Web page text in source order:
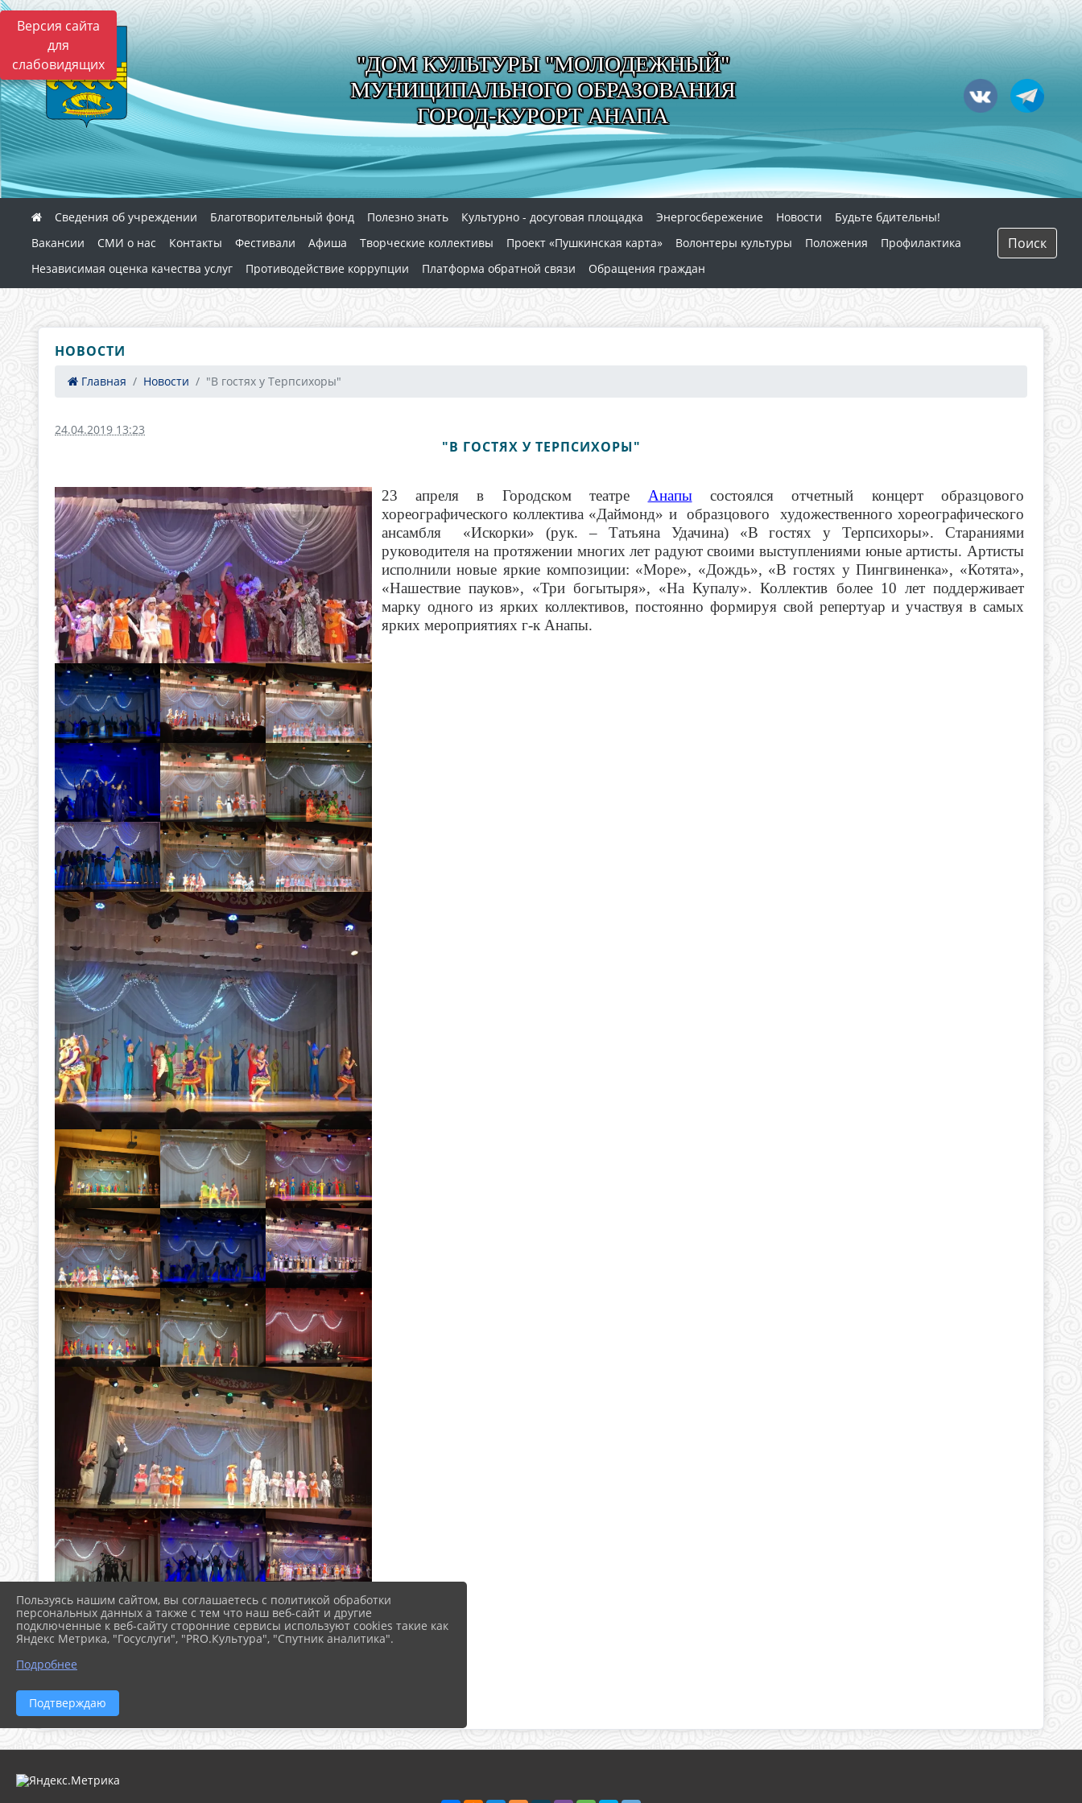
Версия сайта
для
слабовидящих
"ДОМ КУЛЬТУРЫ "МОЛОДЕЖНЫЙ"
МУНИЦИПАЛЬНОГО ОБРАЗОВАНИЯ
ГОРОД-КУРОРТ АНАПА
Сведения об учреждении Благотворительный фонд Полезно знать Культурно - досуговая площадка Энергосбережение Новости
Будьте бдительны!
Вакансии
СМИ о нас Контакты Фестивали Афиша Творческие коллективы Проект «Пушкинская карта» Волонтеры культуры Положения
Профилактика
Независимая оценка качества услуг
Противодействие коррупции Платформа обратной связи Обращения граждан
Поиск
НОВОСТИ
Главная Новости "В гостях у Терпсихоры"
24.04.2019 13:23
"В ГОСТЯХ У ТЕРПСИХОРЫ"
23 апреля в Городском театре Анапысостоялся отчетный концерт образцового
хореографического коллектива «Даймонд» и образцового художественного хореографического
ансамбля «Искорки» (рук. – Татьяна Удачина) «В гостях у Терпсихоры». Стараниями
руководителя на протяжении многих лет радуют своими выступлениями юные артисты. Артисты
исполнили новые яркие композиции: «Море», «Дождь», «В гостях у Пингвиненка», «Котята»,
«Нашествие пауков», «Три богытыря», «На Купалу». Коллектив более 10 лет поддерживает
марку одного из ярких коллективов, постоянно формируя свой репертуар и участвуя в самых
ярких мероприятиях г-к Анапы.
Пользуясь нашим сайтом, вы соглашаетесь с политикой обработки
персональных данных а также с тем что наш веб-сайт и другие
подключенные к веб-сайту сторонние сервисы используют cookies такие как
Яндекс Метрика, "Госуслуги", "PRO.Культура", "Спутник аналитика".
Подробнее
Подтверждаю